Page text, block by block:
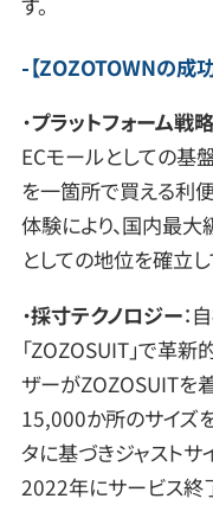
【ZOZOTOWNの成
・プラットフォーム戦略
ECモールとしての基
を一箇所で買える利
体験により、国内最大
としての地位を確立し
・採寸テクノロジー：
「ZOZOSUIT」で革
ザーがZOZOSUITを
15,000か所のサイズ
タに基づきジャスト
2022年にサービス終